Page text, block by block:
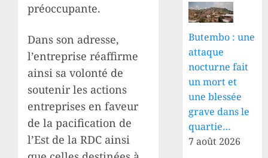
préoccupante.
Dans son adresse,
l’entreprise réaffirme
ainsi sa volonté de
soutenir les actions
entreprises en faveur
de la pacification de
l’Est de la RDC ainsi
Butembo : une
attaque
nocturne fait
un mort et
une blessée
grave dans le
quartie…
7 août 2026